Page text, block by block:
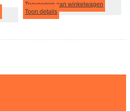
Toevoegen aan winkelwagen
Toon details